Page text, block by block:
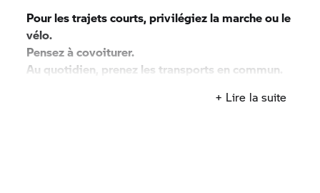
Pour les trajets courts, privilégiez la marche ou le
vélo.
Pensez à covoiturer.
Au quotidien, prenez les transports en commun.
+ Lire la suite